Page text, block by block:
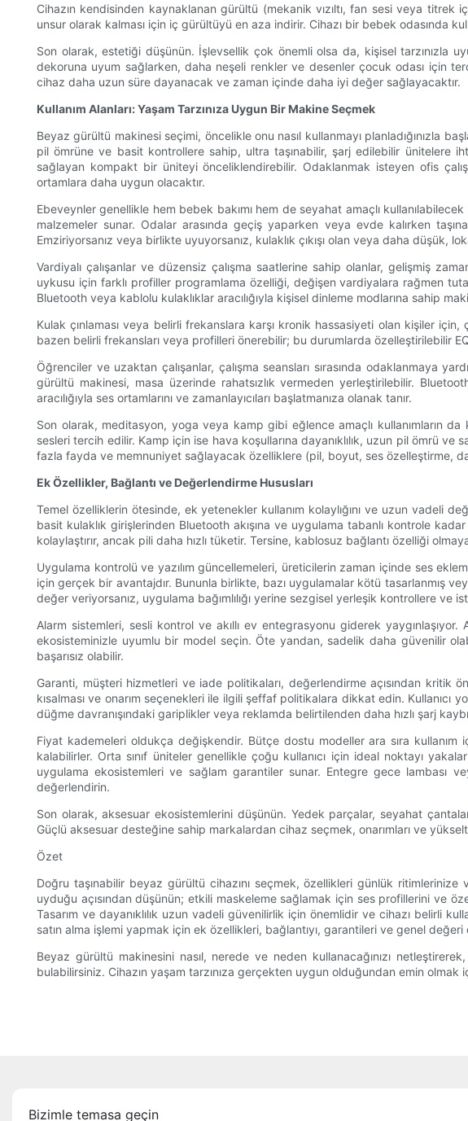
Cihazın kendisinden kaynaklanan gürültü (mekanik vızıltı, fan sesi veya titrek
unsur olarak kalması için iç gürültüyü en aza indirir. Cihazı bir bebek odasında
Son olarak, estetiği düşünün. İşlevsellik çok önemli olsa da, kişisel tarzınızla
dekoruna uyum sağlarken, daha neşeli renkler ve desenler çocuk odası için
cihaz daha uzun süre dayanacak ve zaman içinde daha iyi değer sağlayacaktır.
Kullanım Alanları: Yaşam Tarzınıza Uygun Bir Makine Seçmek
Beyaz gürültü makinesi seçimi, öncelikle onu nasıl kullanmayı planladığınızla
pil ömrüne ve basit kontrollere sahip, ultra taşınabilir, şarj edilebilir ünitelere
sağlayan kompakt bir üniteyi önceliklendirebilir. Odaklanmak isteyen ofis
ortamlara daha uygun olacaktır.
Ebeveynler genellikle hem bebek bakımı hem de seyahat amaçlı
malzemeler sunar. Odalar arasında geçiş yaparken veya evde kalırken
Emziriyorsanız veya birlikte uyuyorsanız, kulaklık çıkışı olan veya daha düşük,
Vardiyalı çalışanlar ve düzensiz çalışma saatlerine sahip olanlar, gelişmiş
uykusu için farklı profiller programlama özelliği, değişen vardiyalara rağmen
Bluetooth veya kablolu kulaklıklar aracılığıyla kişisel dinleme modlarına sahip
Kulak çınlaması veya belirli frekanslara karşı kronik hassasiyeti olan kişiler
bazen belirli frekansları veya profilleri önerebilir; bu durumlarda özelleştirilebilir
Öğrenciler ve uzaktan çalışanlar, çalışma seansları sırasında odaklanmaya
gürültü makinesi, masa üzerinde rahatsızlık vermeden yerleştirilebilir.
aracılığıyla ses ortamlarını ve zamanlayıcıları başlatmanıza olanak tanır.
Son olarak, meditasyon, yoga veya kamp gibi eğlence amaçlı kullanımların
sesleri tercih edilir. Kamp için ise hava koşullarına dayanıklılık, uzun pil ömrü ve
fazla fayda ve memnuniyet sağlayacak özelliklere (pil, boyut, ses özelleştirme,
Ek Özellikler, Bağlantı ve Değerlendirme Hususları
Temel özelliklerin ötesinde, ek yetenekler kullanım kolaylığını ve uzun vadeli
basit kulaklık girişlerinden Bluetooth akışına ve uygulama tabanlı kontrole
kolaylaştırır, ancak pili daha hızlı tüketir. Tersine, kablosuz bağlantı özelliği
Uygulama kontrolü ve yazılım güncellemeleri, üreticilerin zaman içinde ses
için gerçek bir avantajdır. Bununla birlikte, bazı uygulamalar kötü tasarlanmış
değer veriyorsanız, uygulama bağımlılığı yerine sezgisel yerleşik kontrollere
Alarm sistemleri, sesli kontrol ve akıllı ev entegrasyonu giderek
ekosisteminizle uyumlu bir model seçin. Öte yandan, sadelik daha güvenilir
başarısız olabilir.
Garanti, müşteri hizmetleri ve iade politikaları, değerlendirme açısından
kısalması ve onarım seçenekleri ile ilgili şeffaf politikalara dikkat edin. Kullanıcı
düğme davranışındaki gariplikler veya reklamda belirtilenden daha hızlı şarj
Fiyat kademeleri oldukça değişkendir. Bütçe dostu modeller ara sıra
kalabilirler. Orta sınıf üniteler genellikle çoğu kullanıcı için ideal noktayı
uygulama ekosistemleri ve sağlam garantiler sunar. Entegre gece lambası
değerlendirin.
Son olarak, aksesuar ekosistemlerini düşünün. Yedek parçalar, seyahat
Güçlü aksesuar desteğine sahip markalardan cihaz seçmek, onarımları ve
Özet
Doğru taşınabilir beyaz gürültü cihazını seçmek, özellikleri günlük
uyduğu açısından düşünün; etkili maskeleme sağlamak için ses profillerini ve
Tasarım ve dayanıklılık uzun vadeli güvenilirlik için önemlidir ve cihazı belirli
satın alma işlemi yapmak için ek özellikleri, bağlantıyı, garantileri ve genel
Beyaz gürültü makinesini nasıl, nerede ve neden kullanacağınızı
bulabilirsiniz. Cihazın yaşam tarzınıza gerçekten uygun olduğundan emin olmak
Bizimle temasa geçin